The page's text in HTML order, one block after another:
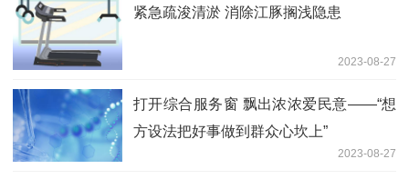
紧急疏浚清淤 消除江豚搁浅隐患
2023-08-27
打开综合服务窗 飘出浓浓爱民意——“想
方设法把好事做到群众心坎上”
2023-08-27